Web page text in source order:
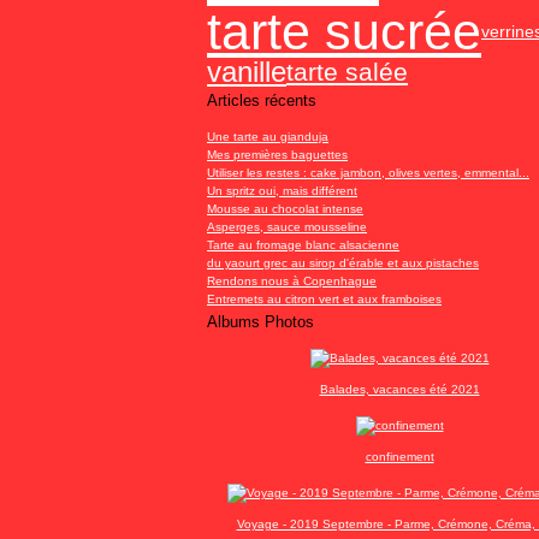
tarte sucrée
vanilletarte salée
Articles récents
Une tarte au gianduja
Mes premières baguettes
Utiliser les restes : cake jambon, olives vertes, emmental...
Un spritz oui, mais différent
Mousse au chocolat intense
Asperges, sauce mousseline
Tarte au fromage blanc alsacienne
du yaourt grec au sirop d'érable et aux pistaches
Rendons nous à Copenhague
Entremets au citron vert et aux framboises
Albums Photos
Balades, vacances été 2021
confinement
Voyage - 2019 Septembre - Parme, Crémone, Créma,